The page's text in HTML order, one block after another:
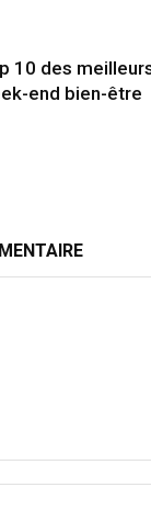
10 des
end bien-être